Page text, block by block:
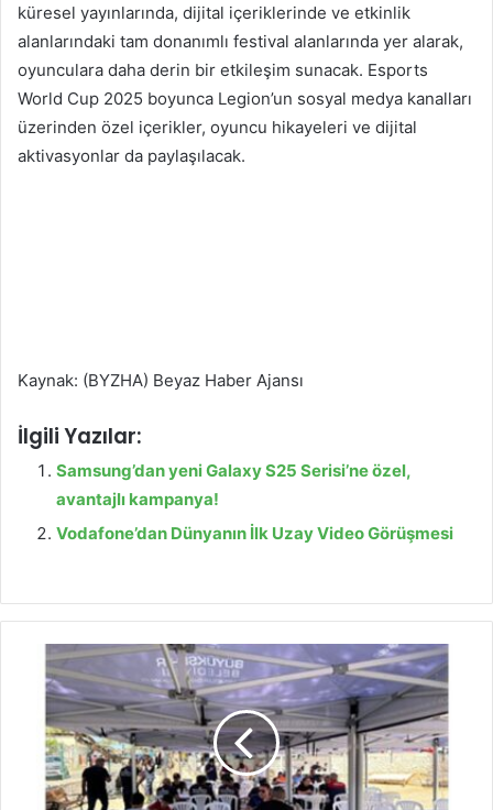
küresel yayınlarında, dijital içeriklerinde ve etkinlik
alanlarındaki tam donanımlı festival alanlarında yer alarak,
oyunculara daha derin bir etkileşim sunacak. Esports
World Cup 2025 boyunca Legion’un sosyal medya kanalları
üzerinden özel içerikler, oyuncu hikayeleri ve dijital
aktivasyonlar da paylaşılacak.
Kaynak: (BYZHA) Beyaz Haber Ajansı
İlgili Yazılar:
Samsung’dan yeni Galaxy S25 Serisi’ne özel,
avantajlı kampanya!
Vodafone’dan Dünyanın İlk Uzay Video Görüşmesi